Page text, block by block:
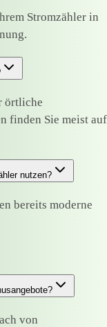
Stromzähler in
örtliche
finden Sie meist auf
nutzen?
bereits moderne
von